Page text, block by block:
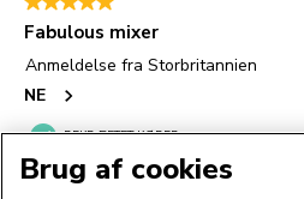
Brug af cookies